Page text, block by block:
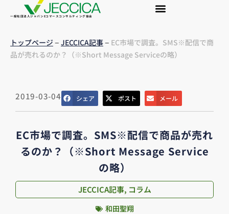
一般社団法人ジャパンEコマースコンサルティング協会
トップページ– JECCICA記事– EC市場で調査。SMS※配信で商
品が売れるのか？（※Short Message Serviceの略）
2019-03-04 シェア ポスト メール
EC市場で調査。SMS※配信で商品が売れ
るのか？（※Short Message Service
の略）
JECCICA記事, コラム
和田聖翔